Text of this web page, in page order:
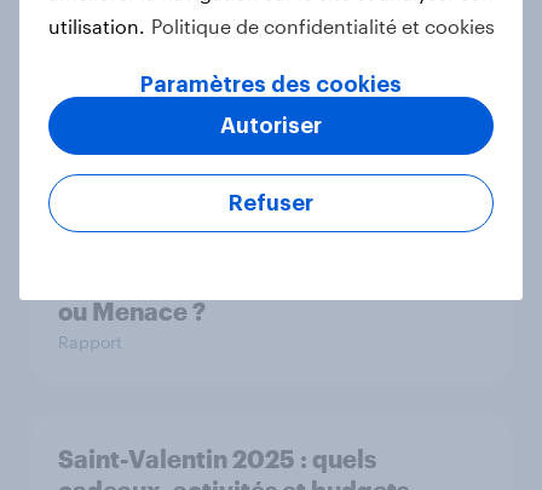
Droits des femmes : où en sont les
Français en 2025 ?
ou Menace ?
Rapport
Saint-Valentin 2025 : quels
utilisation.
Politique de confidentialité et cookies
Paramètres des cookies
Refuser
Autoriser